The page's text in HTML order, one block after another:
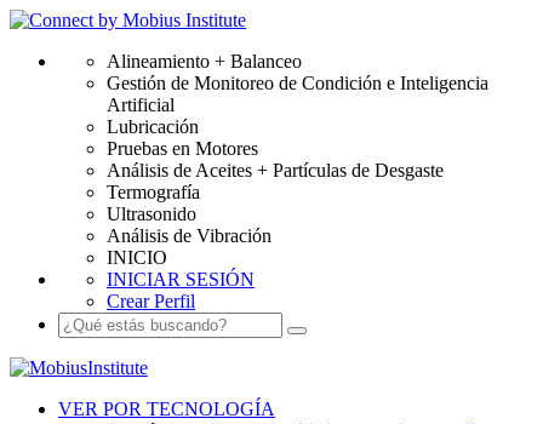
Alineamiento + Balanceo
Gestión de Monitoreo de Condición e Inteligencia
Artificial
Lubricación
Pruebas en Motores
Análisis de Aceites + Partículas de Desgaste
Termografía
Ultrasonido
Análisis de Vibración
INICIO
INICIAR SESIÓN
Crear Perfil
VER POR TECNOLOGÍA